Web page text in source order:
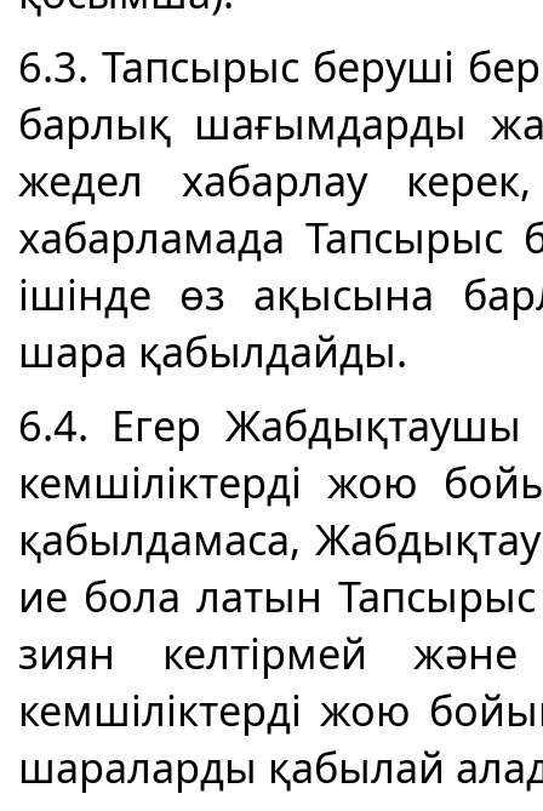
6.3. Тапсырыс беруші
барлық шағымдарды
жедел хабарлау
хабарламада Тапсырыс
ішінде өз ақысына
шара қабылдайды.
6.4. Егер Жабдықтаушы
кемшіліктерді жою
қабылдамаса,
ие бола латын
зиян келтірмей
кемшіліктерді жою
шараларды қабылай